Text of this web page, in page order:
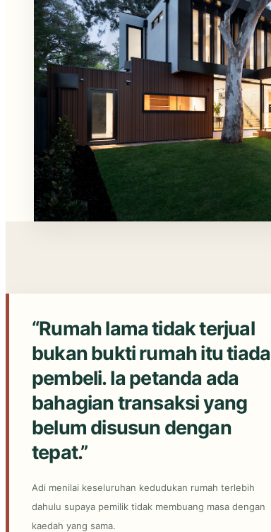
“Rumah lama tidak terjual
bukan bukti rumah itu tiada
pembeli. Ia petanda ada
bahagian transaksi yang
belum disusun dengan
tepat.”
Adi menilai keseluruhan kedudukan rumah terlebih
dahulu supaya pemilik tidak membuang masa dengan
kaedah yang sama.